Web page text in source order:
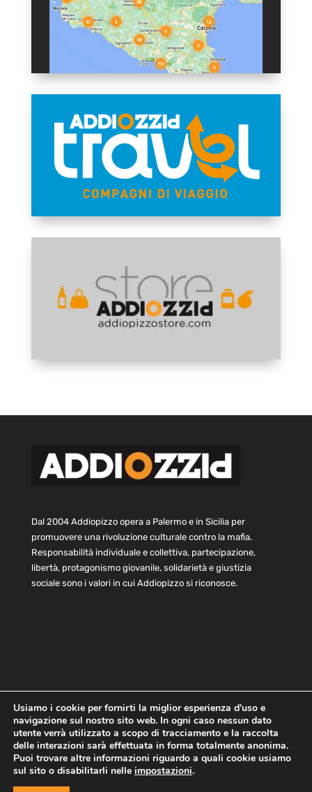
Dal 2004 Addiopizzo opera a Palermo e in Sicilia per
promuovere una rivoluzione culturale contro la mafia.
Responsabilità individuale e collettiva, partecipazione,
libertà, protagonismo giovanile, solidarietà e giustizia
sociale sono i valori in cui Addiopizzo si riconosce.
Home Statuto e bilancio
Contatti
Privacy
Cookie Child Protection Policy
Copyright © 2021 AddioPizzo | Tutti i diritti riservati | Sede
Usiamo i cookie per fornirti la miglior esperienza d'uso e
navigazione sul nostro sito web. In ogni caso nessun dato
utente verrà utilizzato a scopo di tracciamento e la raccolta
delle interazioni sarà effettuata in forma totalmente anonima.
Puoi trovare altre informazioni riguardo a quali cookie usiamo
sul sito o disabilitarli nelle impostazioni.